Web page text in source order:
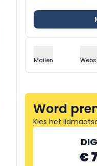
Mailen
Word
Kies het
€